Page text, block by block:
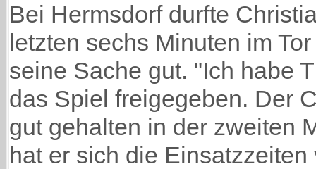
Bei Hermsdorf durfte
letzten sechs Minuten im
seine Sache gut. "Ich habe
das Spiel freigegeben. Der
gut gehalten in der zweiten
hat er sich die